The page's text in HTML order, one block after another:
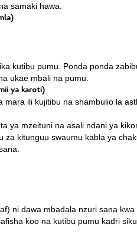
samaki hawa.
kutibu pumu. Ponda ponda
ukae mbali na pumu.
ya karoti)
mara ili kujitibu na shambulio la
ya mzeituni na asali ndani ya
za kitunguu swaumu kabla ya
ni dawa mbadala nzuri sana
koo na kutibu pumu kadri